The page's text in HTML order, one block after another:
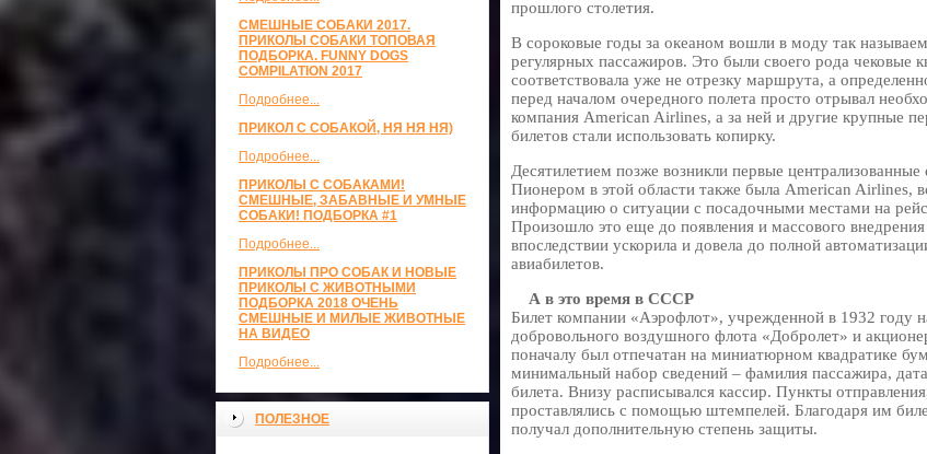
СМЕШНЫЕ СОБАКИ 2017.
ПРИКОЛЫ СОБАКИ ТОПОВАЯ
ПОДБОРКА. FUNNY DOGS
COMPILATION 2017
Подробнее...
ПРИКОЛ С СОБАКОЙ, НЯ НЯ НЯ)
Подробнее...
ПРИКОЛЫ С СОБАКАМИ!
СМЕШНЫЕ, ЗАБАВНЫЕ И УМНЫЕ
СОБАКИ! ПОДБОРКА #1
Подробнее...
ПРИКОЛЫ ПРО СОБАК И НОВЫЕ
ПРИКОЛЫ С ЖИВОТНЫМИ
ПОДБОРКА 2018 ОЧЕНЬ
СМЕШНЫЕ И МИЛЫЕ ЖИВОТНЫЕ
НА ВИДЕО
Подробнее...
ПОЛЕЗНОЕ
прошлого столетия.
В сороковые годы за океаном вошли в моду так
регулярных пассажиров. Это были своего рода чековые
соответствовала уже не отрезку маршрута, а
перед началом очередного полета просто отрывал
компания American Airlines, а за ней и другие крупные
билетов стали использовать копирку.
Десятилетием позже возникли первые
Пионером в этой области также была American Airlines,
информацию о ситуации с посадочными местами на
Произошло это еще до появления и массового
впоследствии ускорила и довела до полной
авиабилетов.
А в это время в СССР
Билет компании «Аэрофлот», учрежденной в 1932 году
добровольного воздушного флота «Добролет» и
поначалу был отпечатан на миниатюрном квадратике
минимальный набор сведений – фамилия пассажира,
билета. Внизу расписывался кассир. Пункты
проставлялись с помощью штемпелей. Благодаря им
получал дополнительную степень защиты.